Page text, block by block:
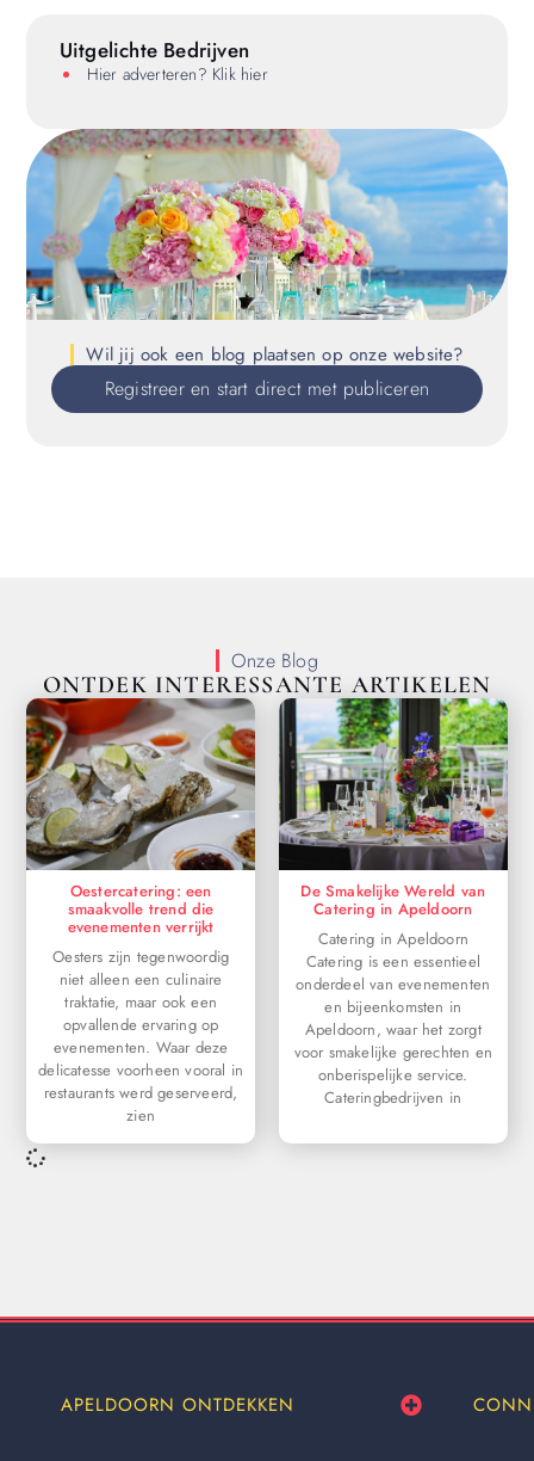
Uitgelichte Bedrijven
Hier adverteren? Klik hier
Wil jij ook een blog plaatsen op onze website?
Registreer en start direct met publiceren
Onze Blog
ONTDEK INTERESSANTE ARTIKELEN
Oestercatering: een
smaakvolle trend die
evenementen verrijkt
Oesters zijn tegenwoordig
niet alleen een culinaire
traktatie, maar ook een
opvallende ervaring op
evenementen. Waar deze
delicatesse voorheen vooral in
restaurants werd geserveerd,
zien
De Smakelijke Wereld van
Catering in Apeldoorn
Catering in Apeldoorn
Catering is een essentieel
onderdeel van evenementen
en bijeenkomsten in
Apeldoorn, waar het zorgt
voor smakelijke gerechten en
onberispelijke service.
Cateringbedrijven in
APELDOORN ONTDEKKEN